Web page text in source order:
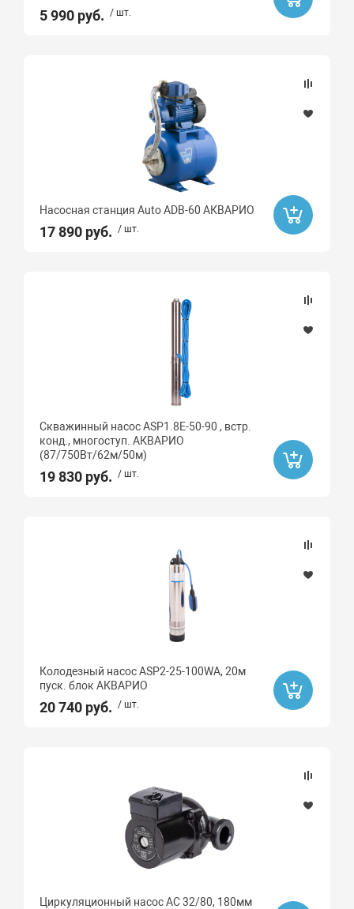
5 990 руб. / шт.
Насосная станция Auto ADB-60 АКВАРИО
17 890 руб. / шт.
Скважинный насос ASP1.8Е-50-90 , встр.
конд., многоступ. АКВАРИО
(87/750Вт/62м/50м)
19 830 руб. / шт.
Колодезный насос ASP2-25-100WA, 20м
пуск. блок АКВАРИО
20 740 руб. / шт.
Циркуляционный насос AC 32/80, 180мм